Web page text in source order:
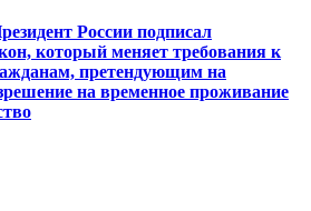
России подписал
который меняет требования к
претендующим на
на временное проживание